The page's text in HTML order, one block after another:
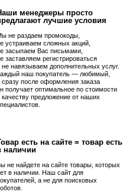
менеджеры просто
лучшие условия
не раздаем промокоды,
устраиваем сложных акций,
засыпаем Вас письмами,
заставляем регистрироваться
не навязываем дополнительных услуг.
наш покупатель — любимый,
сразу после оформления заказа
получает оптимальное по стоимости
качеству предложение от наших
есть на сайте = товар есть
наличии
не найдете на сайте товары, которых
в наличии. Наш сайт для
а не для поисковых